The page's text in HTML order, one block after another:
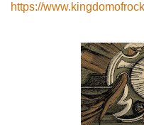
https://